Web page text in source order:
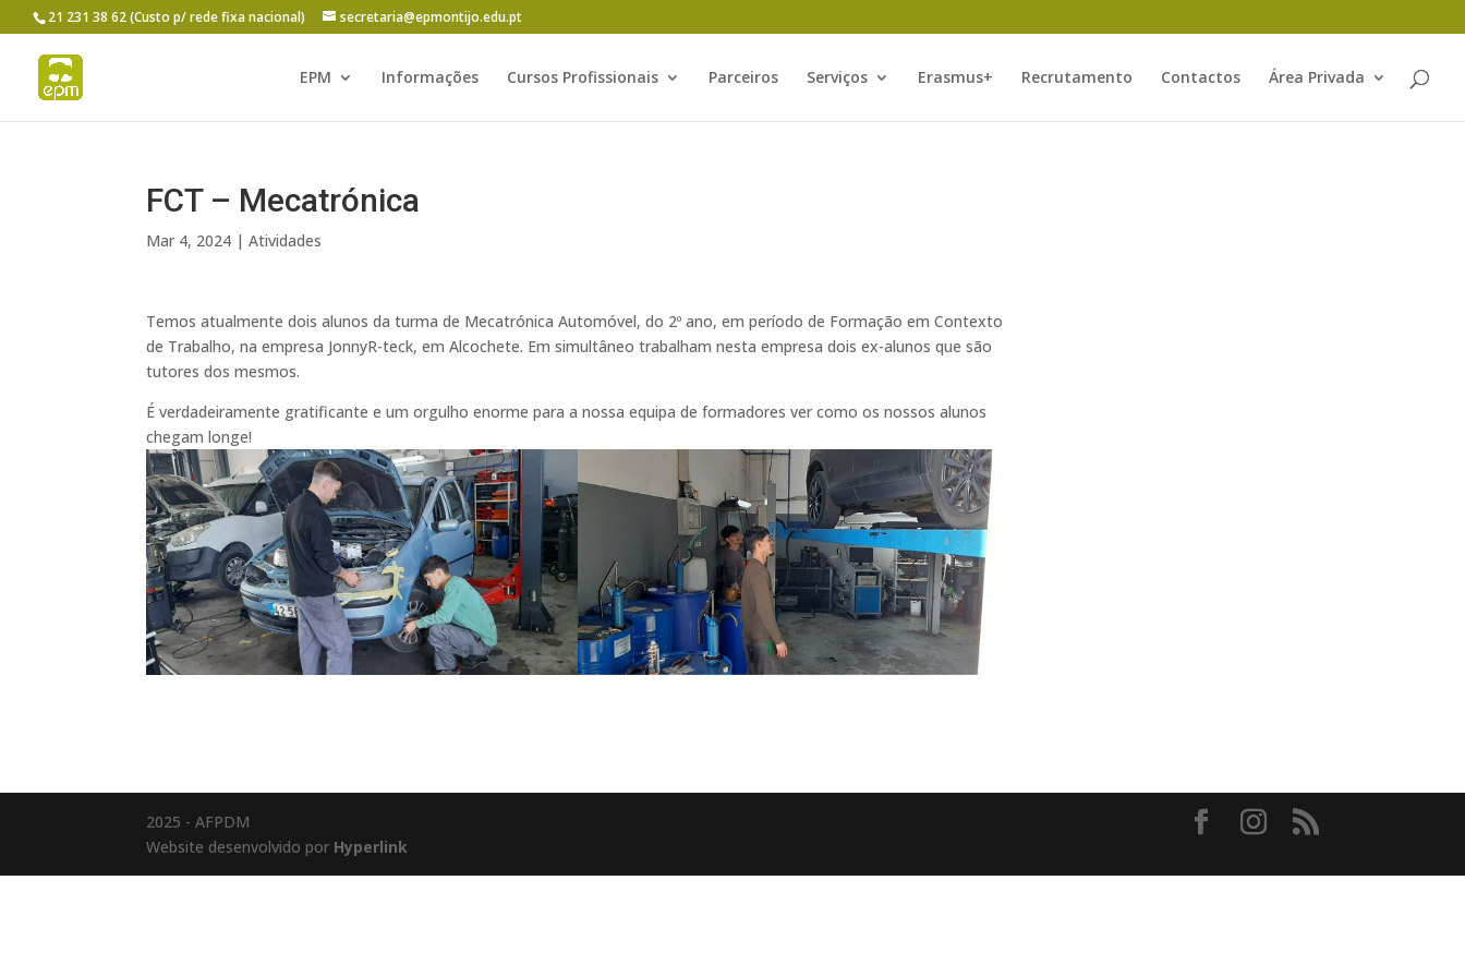
21 231 38 62 (Custo p/ rede fixa nacional) secretaria@epmontijo.edu.pt
EPM Informações Cursos Profissionais Parceiros Serviços Erasmus+ Recrutamento Contactos Área Privada
FCT – Mecatrónica
Mar 4, 2024 |Atividades
Temos atualmente dois alunos da turma de Mecatrónica Automóvel, do 2º ano, em período de Formação em Contexto
de Trabalho, na empresa JonnyR-teck, em Alcochete. Em simultâneo trabalham nesta empresa dois ex-alunos que são
tutores dos mesmos.
É verdadeiramente gratificante e um orgulho enorme para a nossa equipa de formadores ver como os nossos alunos
chegam longe!
2025 - AFPDM
Website desenvolvido por Hyperlink